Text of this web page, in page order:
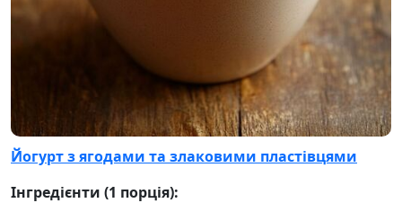
Йогурт з ягодами та злаковими пластівцями
Інгредієнти (1 порція):